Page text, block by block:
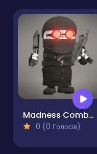
Madness Combat Fangame
0 (0 Голосів)